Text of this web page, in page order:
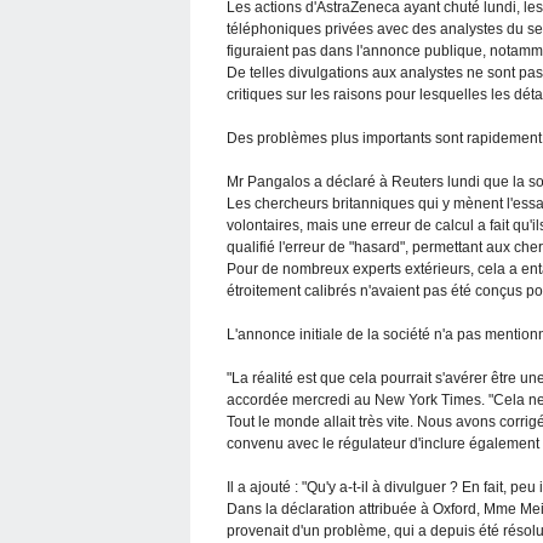
Les actions d'AstraZeneca ayant chuté lundi,
téléphoniques privées avec des analystes du
figuraient pas dans l'annonce publique,
De telles divulgations aux analystes ne sont
critiques sur les raisons pour lesquelles les
Des problèmes plus importants sont
Mr Pangalos a déclaré à Reuters lundi que la
Les chercheurs britanniques qui y mènent
volontaires, mais une erreur de calcul a fait
qualifié l'erreur de "hasard", permettant aux
Pour de nombreux experts extérieurs, cela a
étroitement calibrés n'avaient pas été conçus
L'annonce initiale de la société n'a pas
"La réalité est que cela pourrait s'avérer être
accordée mercredi au New York Times. "Cela
Tout le monde allait très vite. Nous avons
convenu avec le régulateur d'inclure
Il a ajouté : "Qu'y a-t-il à divulguer ? En fait,
Dans la déclaration attribuée à Oxford, Mme
provenait d'un problème, qui a depuis été